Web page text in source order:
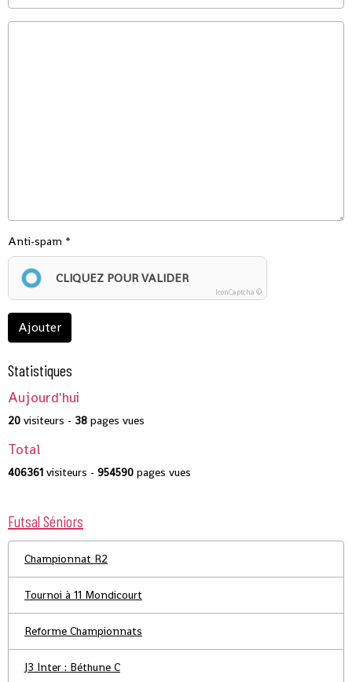
Anti-spam
CLIQUEZ POUR VALIDER
IconCaptcha ©
Ajouter
Statistiques
Aujourd'hui
20 visiteurs - 38 pages vues
Total
406361 visiteurs - 954590 pages vues
Futsal Séniors
Championnat R2
Tournoi à 11 Mondicourt
Reforme Championnats
J3 Inter : Béthune C